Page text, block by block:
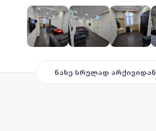
ნახე სრულად არქივიდან